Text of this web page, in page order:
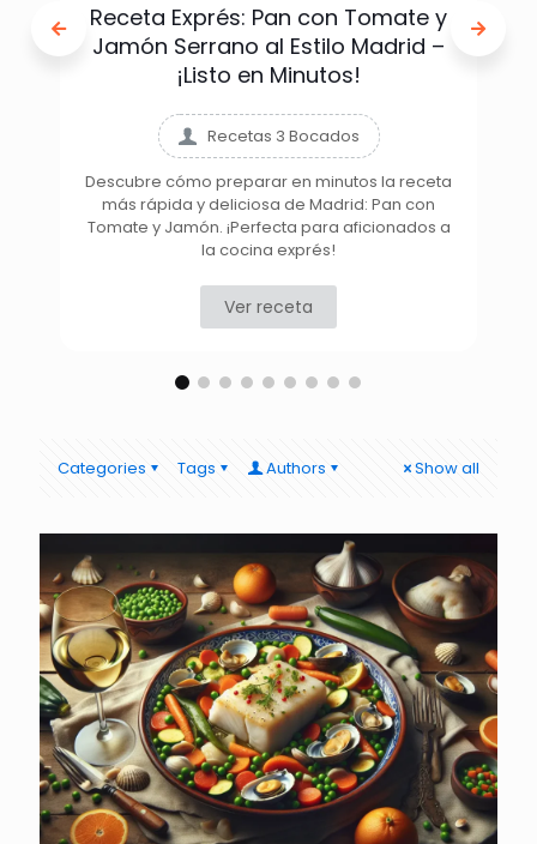
Receta Exprés: Pan con Tomate y
Jamón Serrano al Estilo Madrid –
¡Listo en Minutos!
Recetas 3 Bocados
Descubre cómo preparar en minutos la receta
más rápida y deliciosa de Madrid: Pan con
Tomate y Jamón. ¡Perfecta para aficionados a
la cocina exprés!
Ver receta
Categories Tags Authors Show all